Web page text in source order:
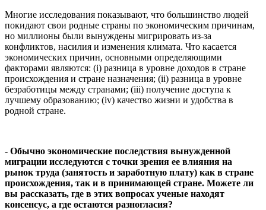
Многие исследования показывают, что большинство людей
покидают свои родные страны по экономическим причинам,
но миллионы были вынуждены мигрировать из-за
конфликтов, насилия и изменения климата. Что касается
экономических причин, основными определяющими
факторами являются: (i) разница в уровне доходов в стране
происхождения и стране назначения; (ii) разница в уровне
безработицы между странами; (iii) получение доступа к
лучшему образованию; (iv) качество жизни и удобства в
родной стране.
- Обычно экономические последствия вынужденной
миграции исследуются с точки зрения ее влияния на
рынок труда (занятость и заработную плату) как в стране
происхождения, так и в принимающей стране. Можете ли
вы рассказать, где в этих вопросах ученые находят
консенсус, а где остаются разногласия?